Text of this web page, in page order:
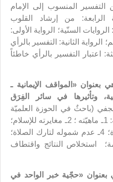
من التفسير المنسوب إلى الإمام
الرابعة: من إرشاد القلوب
الروايات السنّية؛ الرواية الأولى:
الرواية الثانية: التفسير بالرأي
اعتبار التفسير بالرأي خاطئاً
المواقف الإيمانية ـ
، وتأثيرها في سائر الفِرَق
(باحثٌ في الحوزة العلميّة
تطالعنا العناوين التالية: 1ـ ماهيّته ؛ 2ـ مغايرته للإسلام؛
3ـ عدم شموله لمرتكب الكبيرة؛ 4ـ عدم شموله لتارك الصلاة؛
استخلاص النتائج واقتطاف
بعنوان «حجّية خبر الواحد في